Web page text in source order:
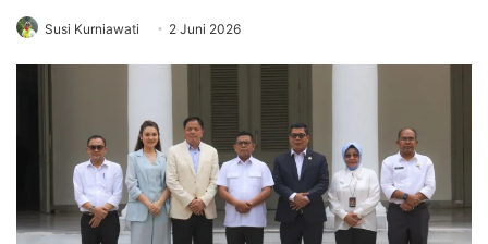
Susi Kurniawati 2 Juni 2026